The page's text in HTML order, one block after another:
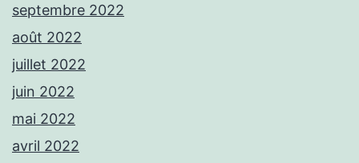
septembre 2022
août 2022
juillet 2022
juin 2022
mai 2022
avril 2022